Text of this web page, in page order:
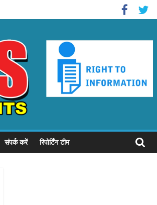
संपर्क करें रिपोर्टिंग टीम